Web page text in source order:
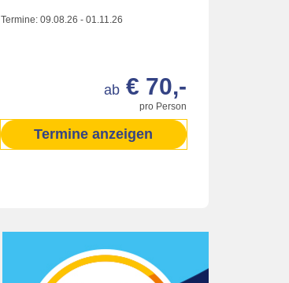
Termine: 09.08.26 - 01.11.26
pro Person
ab € 70,-
Termine anzeigen